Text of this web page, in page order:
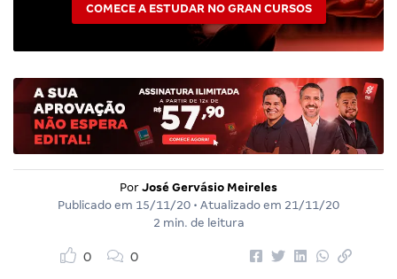
COMECE A ESTUDAR NO GRAN CURSOS
Por José Gervásio Meireles
Publicado em 15/11/20 • Atualizado em 21/11/20
2 min. de leitura
0 0